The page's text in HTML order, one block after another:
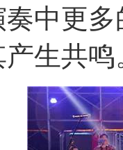
中更
生共鸣